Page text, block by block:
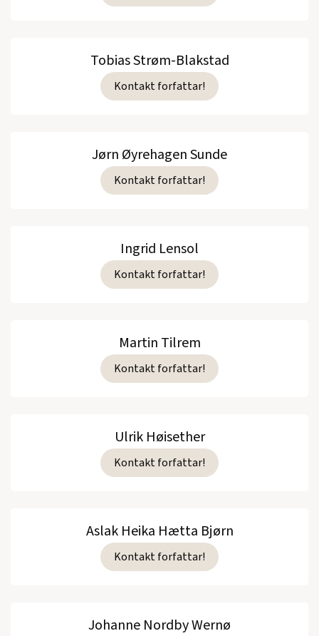
Tobias Strøm-Blakstad
Kontakt forfattar!
Jørn Øyrehagen Sunde
Kontakt forfattar!
Ingrid Lensol
Kontakt forfattar!
Martin Tilrem
Kontakt forfattar!
Ulrik Høisether
Kontakt forfattar!
Aslak Heika Hætta Bjørn
Kontakt forfattar!
Johanne Nordby Wernø